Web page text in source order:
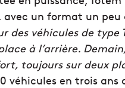
avec un format un
des véhicules de
à l’arrière.
toujours sur deux
véhicules en trois ans